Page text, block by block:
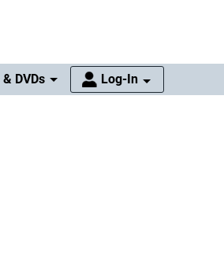
DVDs Log-In